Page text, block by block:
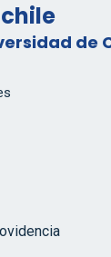
de